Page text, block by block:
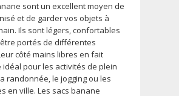
sont un excellent moyen de
et de garder vos objets à
Ils sont légers, confortables
portés de différentes
côté mains libres en fait
idéal pour les activités de plein
randonnée, le jogging ou les
en ville. Les sacs banane